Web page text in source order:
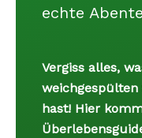
echte
Vergiss alles,
hast! Hier